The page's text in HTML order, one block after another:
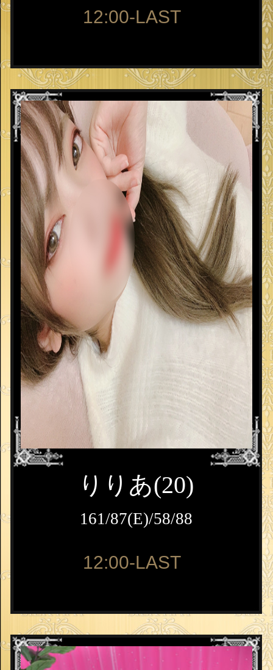
12:00-LAST
りりあ(20)
161/87(E)/58/88
12:00-LAST